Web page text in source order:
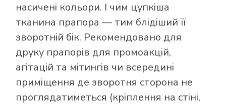
насичені кольори. І чим цупкіша
тканина прапора — тим блідіший її
зворотній бік. Рекомендовано для
друку прапорів для промоакцій,
агітацій та мітингів чи всередині
приміщення де зворотня сторона не
проглядатиметься (кріплення на стіні,